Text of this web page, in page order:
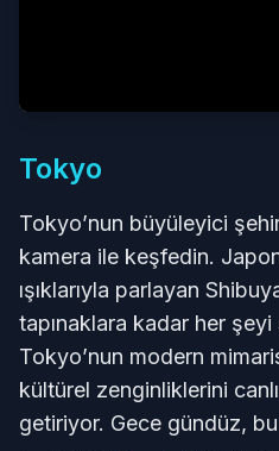
Tokyo
Tokyo’nun büyüleyici şehir
kamera ile keşfedin.
ışıklarıyla parlayan
tapınaklara kadar her şeyi
Tokyo’nun modern
kültürel zenginliklerini
getiriyor. Gece gündüz,